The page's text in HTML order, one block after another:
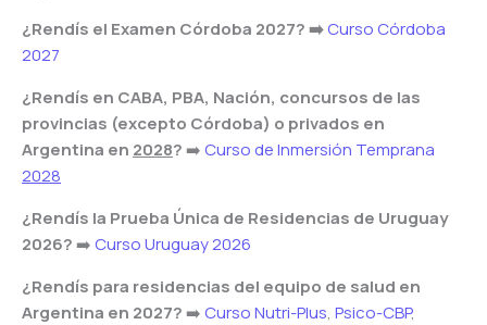
¿Rendís el Examen Córdoba 2027? ➡️Curso Córdoba
2027
¿Rendís en CABA, PBA, Nación, concursos de las
provincias (excepto Córdoba) o privados en
Argentina en 2028?➡️ Curso de Inmersión Temprana
2028
¿Rendís la Prueba Única de Residencias de Uruguay
2026?➡️ Curso Uruguay 2026
¿Rendís para residencias del equipo de salud en
Argentina en 2027?➡️ Curso Nutri-Plus, Psico-CBP,